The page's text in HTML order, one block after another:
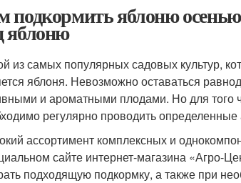
подкормить яблоню
яблоню
из самых популярных садовых культур,
яблоня. Невозможно оставаться
и ароматными плодами. Но для того
регулярно проводить
ассортимент комплексных и
сайте интернет-магазина «Агро-
подходящую подкормку, а также при